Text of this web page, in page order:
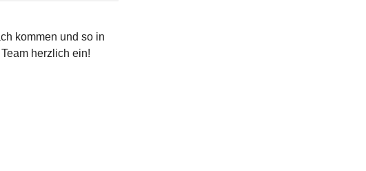
kommen und so in
herzlich ein!